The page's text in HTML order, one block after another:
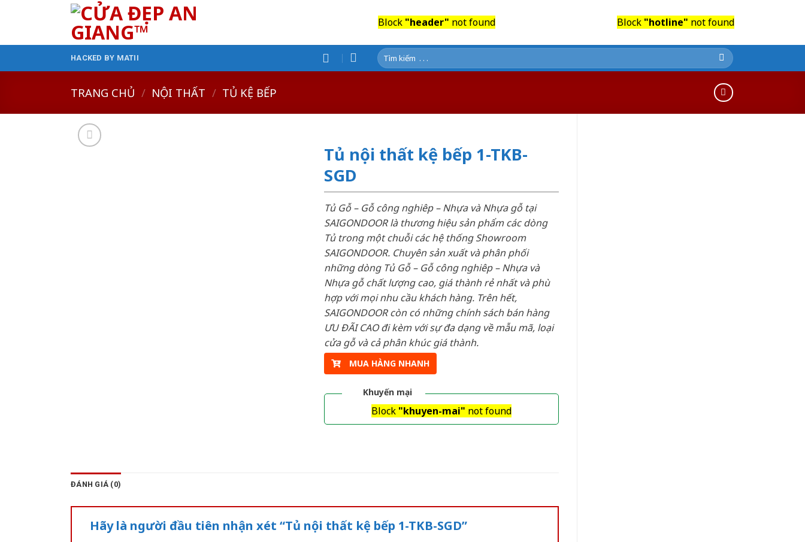
Block "header" not found Block "hotline" not found
HACKED BY MATII
Tìm
kiếm:
TRANG CHỦ / NỘI THẤT / TỦ KỆ BẾP
Tủ nội thất kệ bếp 1-TKB-
SGD
Tủ Gỗ – Gỗ công nghiêp – Nhựa và Nhựa gỗ tại
SAIGONDOOR là thương hiệu sản phẩm các dòng
Tủ trong một chuỗi các hệ thống Showroom
SAIGONDOOR. Chuyên sản xuất và phân phối
những dòng Tủ Gỗ – Gỗ công nghiêp – Nhựa và
Nhựa gỗ chất lượng cao, giá thành rẻ nhất và phù
hợp với mọi nhu cầu khách hàng. Trên hết,
SAIGONDOOR còn có những chính sách bán hàng
ƯU ĐÃI CAO đi kèm với sự đa dạng về mẫu mã, loại
cửa gỗ và cả phân khúc giá thành.
MUA HÀNG NHANH
Khuyến mại
Block "khuyen-mai" not found
ĐÁNH GIÁ (0)
Hãy là người đầu tiên nhận xét “Tủ nội thất kệ bếp 1-TKB-SGD”